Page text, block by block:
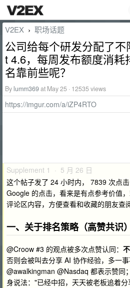
V2EX › 职场话题
公司给每个研发分配了
t 4.6，每周发布额度消耗
名靠前些呢？
By lumm369at May 25 · 12535 views
https://imgur.com/a/iZP4RTO
Supplement 1 · 5 月 26 日
这个帖子发了 24 小时内， 7839 次点
Google 的点击，看来是有点参考价值
评论区内容，方便查看和收藏的朋友查阅
一、关于排名策略（高赞共识）
@Croow #3 的观点被多次点赞认同：
否则会被叫去分享 AI 协作经验，多一
@awalkingman @Nasdaq 都表示赞同
身说法："已经中招，天天被老板追着分